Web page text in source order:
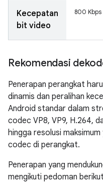
Kecepatan
bit video
800 Kbps
Rekomendasi
Penerapan perangkat
dinamis dan peralihan
Android standar dalam
codec VP8, VP9, H.264,
hingga resolusi
codec di perangkat.
Penerapan yang
mengikuti pedoman